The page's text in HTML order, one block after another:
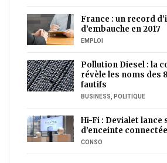
France : un record
d’embauche en 2017
EMPLOI
Pollution Diesel : la
révèle les noms des
fautifs
BUSINESS POLITIQUE
Hi-Fi : Devialet lance
d’enceinte connectée
CONSO